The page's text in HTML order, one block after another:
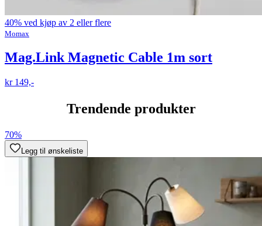
40% ved kjøp av 2 eller flere
Momax
Mag.Link Magnetic Cable 1m sort
kr 149,-
Trendende produkter
70%
Legg til ønskeliste